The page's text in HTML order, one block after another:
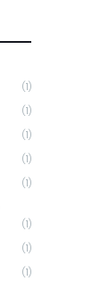
(1)
(1)
(1)
(1)
(1)
(1)
(1)
(1)